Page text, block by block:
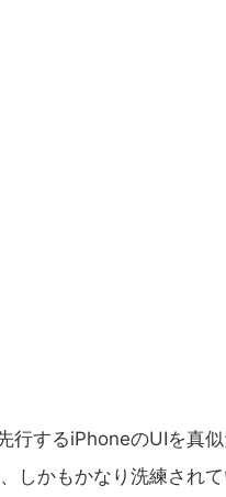
するiPhoneのUIを真
しかもかなり洗練され